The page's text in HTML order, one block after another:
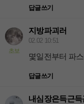
답글쓰기
초보
지방파괴러
02.02 10:51
몇일전부터 파
답글쓰기
내심장은득근득